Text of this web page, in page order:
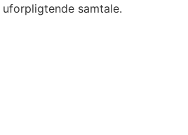
samtale.